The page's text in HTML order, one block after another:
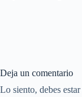
Deja un comentario
Lo siento, debes estar